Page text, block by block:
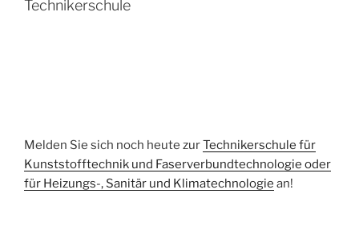
Technikerschule
Melden Sie sich noch heute zurTechnikerschule für
Kunststofftechnik und Faserverbundtechnologie oder
für Heizungs-, Sanitär und Klimatechnologie an!